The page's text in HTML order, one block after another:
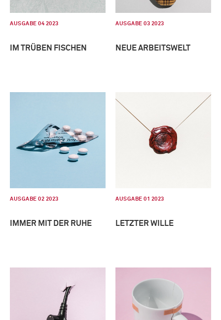
AUSGABE 04 2023
IM TRÜBEN FISCHEN
AUSGABE 03 2023
NEUE ARBEITSWELT
AUSGABE 02 2023
IMMER MIT DER RUHE
AUSGABE 01 2023
LETZTER WILLE